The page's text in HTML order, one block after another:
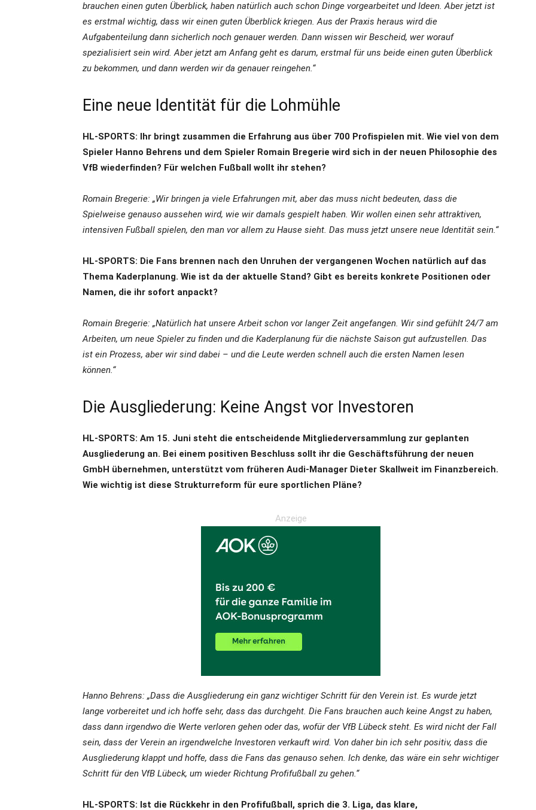
brauchen einen guten Überblick, haben natürlich auch schon Dinge vorgearbeitet und Ideen. Aber jetzt ist
es erstmal wichtig, dass wir einen guten Überblick kriegen. Aus der Praxis heraus wird die
Aufgabenteilung dann sicherlich noch genauer werden. Dann wissen wir Bescheid, wer worauf
spezialisiert sein wird. Aber jetzt am Anfang geht es darum, erstmal für uns beide einen guten Überblick
zu bekommen, und dann werden wir da genauer reingehen.“
Eine neue Identität für die Lohmühle
HL-SPORTS: Ihr bringt zusammen die Erfahrung aus über 700 Profispielen mit. Wie viel von dem
Spieler Hanno Behrens und dem Spieler Romain Bregerie wird sich in der neuen Philosophie des
VfB wiederfinden? Für welchen Fußball wollt ihr stehen?
Romain Bregerie: „Wir bringen ja viele Erfahrungen mit, aber das muss nicht bedeuten, dass die
Spielweise genauso aussehen wird, wie wir damals gespielt haben. Wir wollen einen sehr attraktiven,
intensiven Fußball spielen, den man vor allem zu Hause sieht. Das muss jetzt unsere neue Identität sein.“
HL-SPORTS: Die Fans brennen nach den Unruhen der vergangenen Wochen natürlich auf das
Thema Kaderplanung. Wie ist da der aktuelle Stand? Gibt es bereits konkrete Positionen oder
Namen, die ihr sofort anpackt?
Romain Bregerie: „Natürlich hat unsere Arbeit schon vor langer Zeit angefangen. Wir sind gefühlt 24/7 am
Arbeiten, um neue Spieler zu finden und die Kaderplanung für die nächste Saison gut aufzustellen. Das
ist ein Prozess, aber wir sind dabei – und die Leute werden schnell auch die ersten Namen lesen
können.“
Die Ausgliederung: Keine Angst vor Investoren
HL-SPORTS: Am 15. Juni steht die entscheidende Mitgliederversammlung zur geplanten
Ausgliederung an. Bei einem positiven Beschluss sollt ihr die Geschäftsführung der neuen
GmbH übernehmen, unterstützt vom früheren Audi-Manager Dieter Skallweit im Finanzbereich.
Wie wichtig ist diese Strukturreform für eure sportlichen Pläne?
Anzeige
Hanno Behrens: „Dass die Ausgliederung ein ganz wichtiger Schritt für den Verein ist. Es wurde jetzt
lange vorbereitet und ich hoffe sehr, dass das durchgeht. Die Fans brauchen auch keine Angst zu haben,
dass dann irgendwo die Werte verloren gehen oder das, wofür der VfB Lübeck steht. Es wird nicht der Fall
sein, dass der Verein an irgendwelche Investoren verkauft wird. Von daher bin ich sehr positiv, dass die
Ausgliederung klappt und hoffe, dass die Fans das genauso sehen. Ich denke, das wäre ein sehr wichtiger
Schritt für den VfB Lübeck, um wieder Richtung Profifußball zu gehen.“
HL-SPORTS: Ist die Rückkehr in den Profifußball, sprich die 3. Liga, das klare,